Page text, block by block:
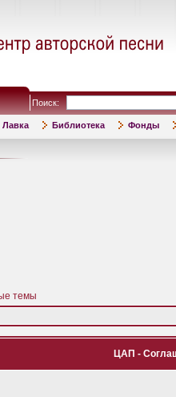
Поиск:
Лавка Библиотека Фонды
темы
ЦАП -